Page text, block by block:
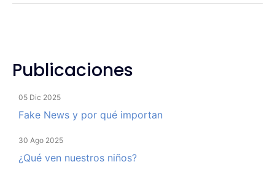
Publicaciones
05 Dic 2025
Fake News y por qué importan
30 Ago 2025
¿Qué ven nuestros niños?